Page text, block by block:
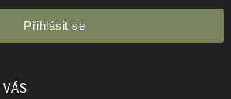
Přihlásit se